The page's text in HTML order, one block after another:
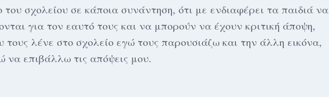
σχολείου σε κάποια συνάντηση, ότι με ενδιαφέρει τα παιδιά να
για τον εαυτό τους και να μπορούν να έχουν κριτική άποψη,
τους λένε στο σχολείο εγώ τους παρουσιάζω και την άλλη εικόνα,
να επιβάλλω τις απόψεις μου.